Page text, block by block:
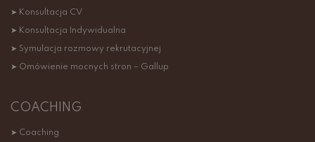
➤ Konsultacja CV
➤ Konsultacja Indywidualna
➤ Symulacja rozmowy rekrutacyjnej
➤ Omówienie mocnych stron – Gallup
COACHING
➤ Coaching